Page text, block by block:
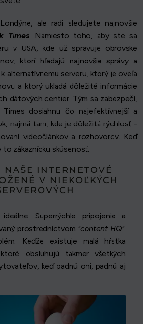
ale radi sledujete najnovšie
Times. Namiesto toho, aby ste sa
v USA, kde už spravuje obrovské
ktorí hľadajú najnovšie správy a
alternatívnemu serveru, ktorý je oveľa
a ktorý ukladá dôležité informácie
dátových centier. Tým sa zabezpečí,
dosiahnu čo najefektívnejší a
najmä tam, kde je dôležitá rýchlosť -
videočlánkov a rozhovorov. Keď
zákaznícku skúsenosť.
NAŠE INTERNETOVÉ
V NIEKOĽKÝCH
Superrýchle pripojenie a
prostredníctvom "content HQ".
Keďže existuje malá hŕstka
obsluhujú takmer všetkých
keď padnú oni, padnú aj